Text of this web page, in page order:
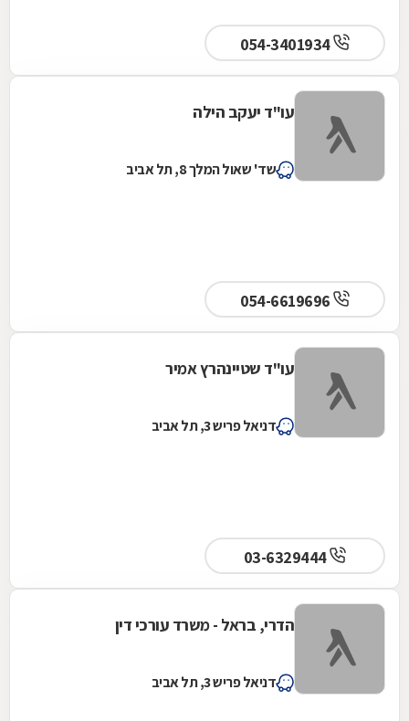
054-3401934
עו"ד יעקב הילה
שד' שאול המלך 8, תל אביב
עו"ד שטיינהרץ אמיר
דניאל פריש 3, תל אביב
03-6329444
הדרי, בראל - משרד עורכי דין
דניאל פריש 3, תל אביב